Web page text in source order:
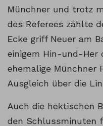
Münchner und trotz
des Referees zählte
Ecke griff Neuer am
einigem Hin-und-Her
ehemalige Münchner
Ausgleich über die
Auch die hektischen
den Schlussminuten